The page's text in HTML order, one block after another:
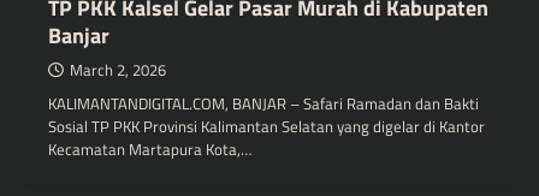
TP PKK Kalsel Gelar Pasar Murah di Kabupaten
Banjar
March 2, 2026
KALIMANTANDIGITAL.COM, BANJAR – Safari Ramadan dan Bakti
Sosial TP PKK Provinsi Kalimantan Selatan yang digelar di Kantor
Kecamatan Martapura Kota,…